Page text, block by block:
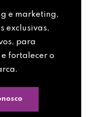
e marketing,
exclusivas,
para
fortalecer o